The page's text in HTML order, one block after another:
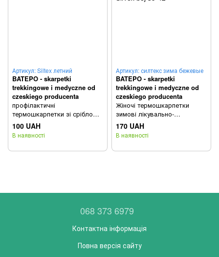
Артикул: Siltex летний
BATEPO - skarpetki
trekkingowe i medyczne od
czeskiego producenta
профілактичні
термошкарпетки зі сріблом
Siltex Чехія
100 UAH
В наявності
Артикул: силтекс зима бежевые
BATEPO - skarpetki
trekkingowe i medyczne od
czeskiego producenta
Жіночі термошкарпетки
зимові лікувально-
профілактичні Batepo SilTex
bej 39-42
170 UAH
В наявності
068 373 6979
Контактна інформація
Повна версія сайту